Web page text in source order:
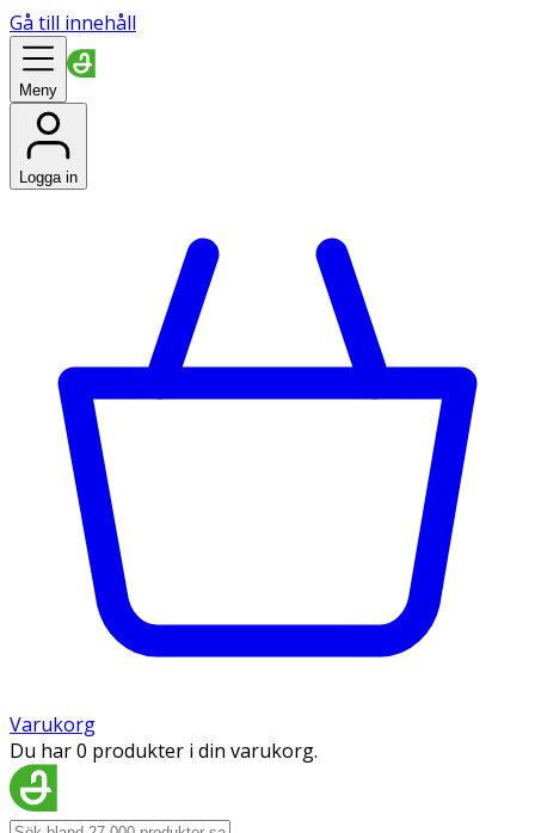
Gå till innehåll
Meny
Logga in
Varukorg
Du har 0 produkter i din varukorg.